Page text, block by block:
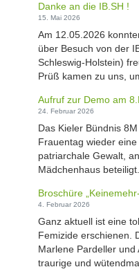
i
n
s
t
k
r
u
z
f
ü
M
c
h
a
e
e
g
e
a
u
s
e
G
e
w
a
l
t
s
p
i
r
Danke an die IB.SH !
15. Mai 2026
Am 12.05.2026
über Besuch von der
Schleswig-Holstein)
Prüß kamen zu uns,
Aufruf zur Demo am
24. Februar 2026
Das Kieler Bündnis
Frauentag wieder
patriarchale Gewalt,
Mädchenhaus
Broschüre
4. Februar 2026
Ganz aktuell ist eine
Femizide erschienen.
Marlene Pardeller und
traurige und